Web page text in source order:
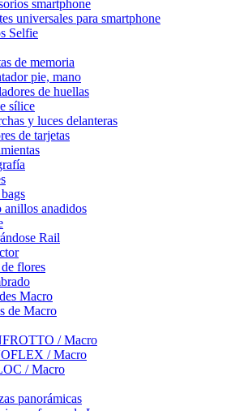
smartphone
universales para smartphone
Selfie
de memoria
pie, mano
de huellas
sílice
y luces delanteras
de tarjetas
anillos anadidos
Rail
flores
Macro
de Macro
/ Macro
/ Macro
/ Macro
panorámicas